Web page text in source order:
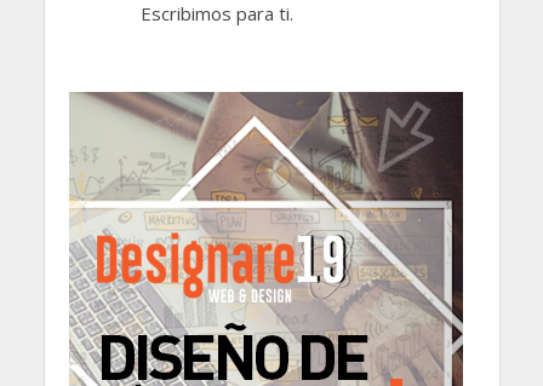
Escribimos para ti.